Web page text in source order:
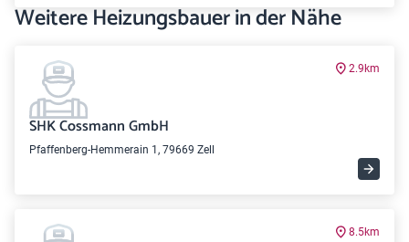
Weitere Heizungsbauer in der Nähe
2.9km
SHK Cossmann GmbH
Pfaffenberg-Hemmerain 1, 79669 Zell
8.5km